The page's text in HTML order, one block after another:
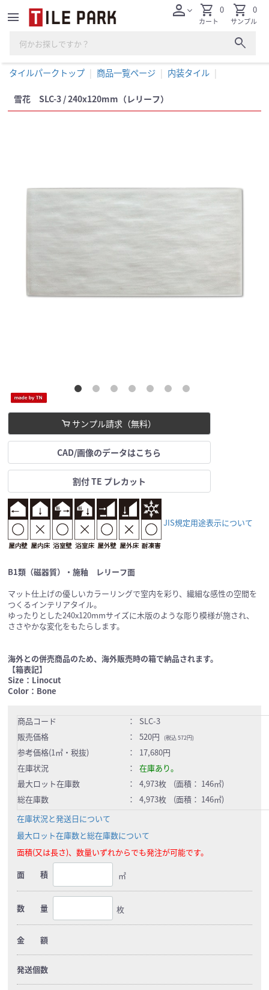
menu
search
personexpand_more shopping_cart
カート
0 shopping_cart
サンプル
0
タイルパークトップ 商品一覧ページ 内装タイル
雪花 SLC-3 / 240x120mm（レリーフ）
サンプル請求（無料）
CAD/画像のデータはこちら
割付 TE プレカット
JIS規定用途表示について
B1類（磁器質）・施釉 レリーフ面
マット仕上げの優しいカラーリングで室内を彩り、繊細な感性の空間を
つくるインテリアタイル。
ゆったりとした240x120mmサイズに木版のような彫り模様が施され、
ささやかな変化をもたらします。
海外との併売商品のため、海外販売時の箱で納品されます。
【箱表記】
Size：Linocut
Color：Bone
商品コード ：
SLC-3
販売価格
： 520円 (税込 572円)
参考価格(1㎡・税抜) ：
17,680円
在庫状況
：
在庫あり。
最大ロット在庫数
：
4,973枚 (面積： 146㎡)
総在庫数
：
4,973枚 (面積： 146㎡)
在庫状況と発送日について
最大ロット在庫数と総在庫数について
面積(又は長さ)、数量いずれからでも発注が可能です。
面 積
㎡
数 量 枚
金 額
発送個数